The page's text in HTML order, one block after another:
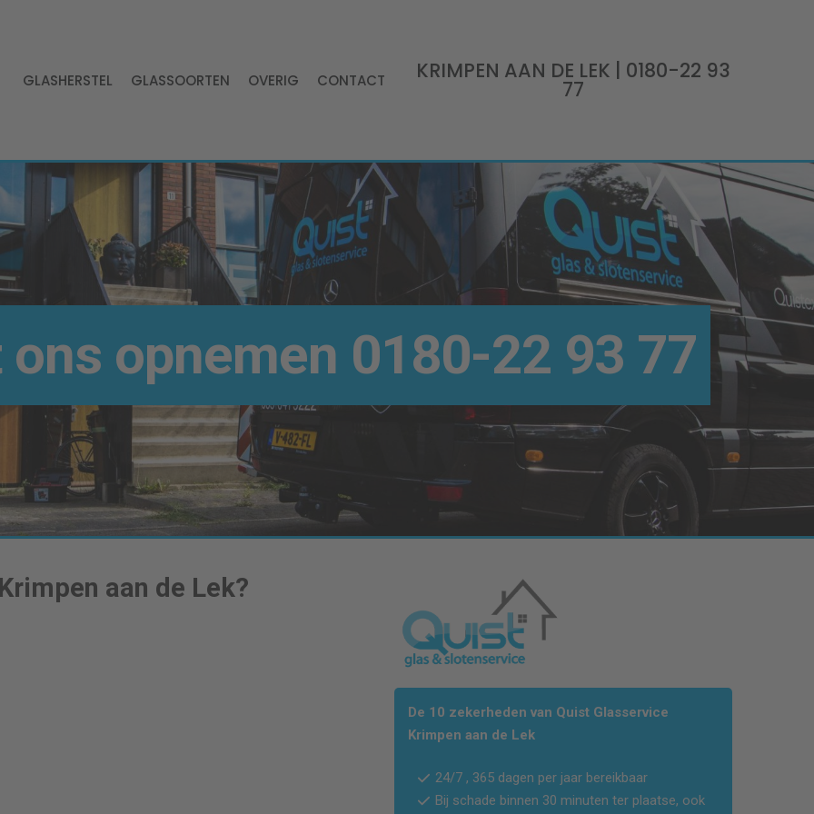
GLASHERSTEL GLASSOORTEN OVERIG CONTACT KRIMPEN AAN DE LEK | 0180-22 93
77
opnemen 0180-22 93 77
Krimpen aan de Lek?
De 10 zekerheden van Quist Glasservice
Krimpen aan de Lek
24/7 , 365 dagen per jaar bereikbaar
Bij schade binnen 30 minuten ter plaatse, ook